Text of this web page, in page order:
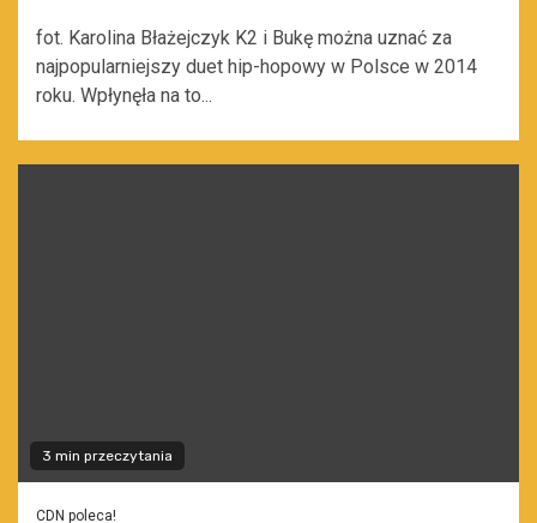
fot. Karolina Błażejczyk K2 i Bukę można uznać za
najpopularniejszy duet hip-hopowy w Polsce w 2014
roku. Wpłynęła na to...
3 min przeczytania
CDN poleca!